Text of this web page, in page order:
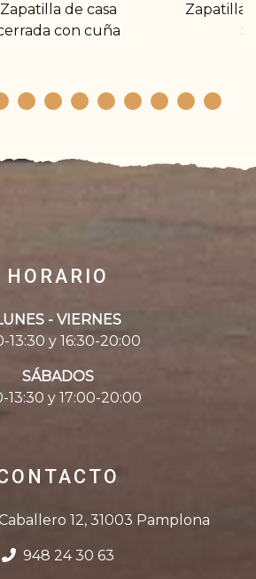
Zapatilla de casa
con cuña
Zapatilla
HORARIO
- VIERNES
13:30 y 16:30-20:00
SÁBADOS
13:30 y 17:00-20:00
12, 31003 Pamplona
948 24 30 63